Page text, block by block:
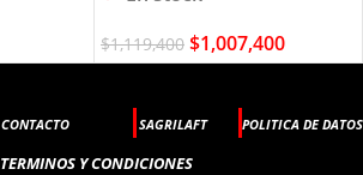
$1,119,400 $1,007,400
CONTACTO SAGRILAFT POLITICA DE DATOS
TERMINOS Y CONDICIONES